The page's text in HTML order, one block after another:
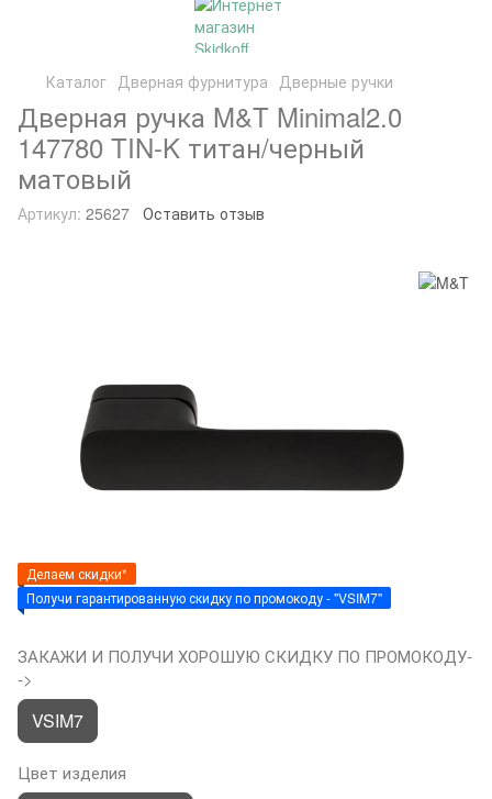
Каталог Дверная фурнитура Дверные ручки
Дверная ручка M&T Minimal2.0
147780 TIN-K титан/черный
матовый
Артикул: 25627 Оставить отзыв
Делаем скидки*
Получи гарантированную скидку по промокоду - "VSIM7"
ЗАКАЖИ И ПОЛУЧИ ХОРОШУЮ СКИДКУ ПО ПРОМОКОДУ-
->
VSIM7
Цвет изделия